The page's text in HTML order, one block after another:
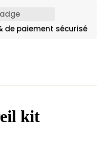
de paiement sécurisé
kit